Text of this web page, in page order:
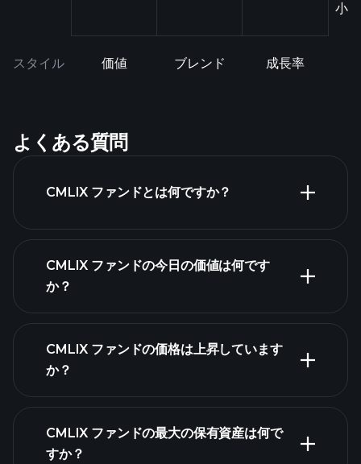
小
スタイル 価値 ブレンド 成長率
よくある質問
CMLIX ファンドとは何ですか？
CMLIX ファンドの今日の価値は何です
か？
CMLIX ファンドの価格は上昇しています
か？
CMLIX ファンドの最大の保有資産は何で
すか？